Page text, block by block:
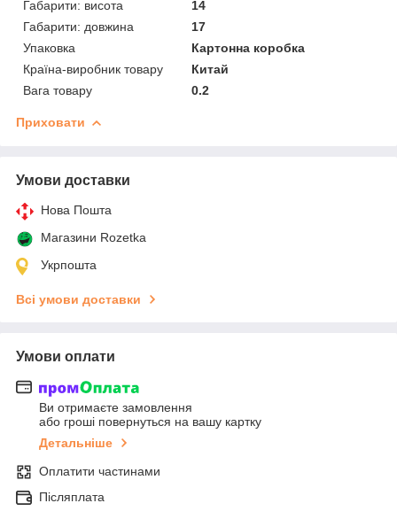
Габарити: висота
14
Габарити: довжина
17
Упаковка
Картонна коробка
Країна-виробник товару
Китай
Вага товару
0.2
Приховати
Умови доставки
Нова Пошта
Магазини Rozetka
Укрпошта
Всі умови доставки
Умови оплати
Ви отримаєте замовлення
або гроші повернуться на вашу картку
Детальніше
Оплатити частинами
Післяплата